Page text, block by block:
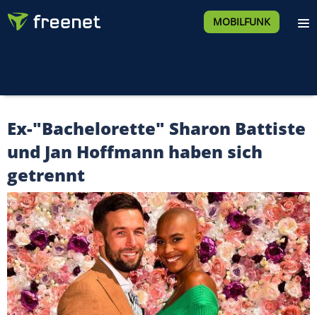
MOBILFUNK
Ex-"Bachelorette" Sharon Battiste
und Jan Hoffmann haben sich
getrennt